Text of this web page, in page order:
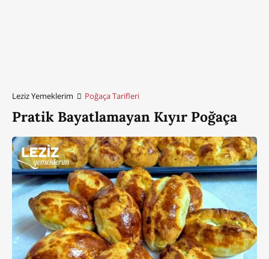
Leziz Yemeklerim Poğaça Tarifleri
Pratik Bayatlamayan Kıyır Poğaça